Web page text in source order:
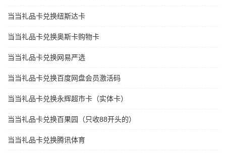
当当礼品卡兑换纽斯达卡
当当礼品卡兑换奥斯卡购物卡
当当礼品卡兑换网易严选
当当礼品卡兑换百度网盘会员激活码
当当礼品卡兑换永辉超市卡（实体卡）
当当礼品卡兑换百果园（只收88开头的）
当当礼品卡兑换腾讯体育